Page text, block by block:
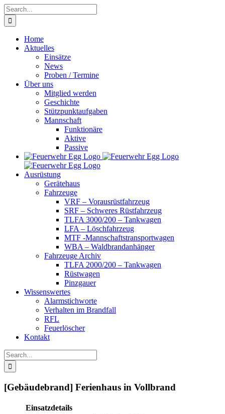
Skip
to
content
Search
for:
Home
Aktuelles
Einsätze
News
Proben / Termine
Über uns
Mitglied werden
Geschichte
Stützpunktaufgaben
Mannschaft
Funktionäre
Aktive
Passive
Ausrüstung
Gerätehaus
Fahrzeuge
VRF – Vorausrüstfahrzeug
SRF – Schweres Rüstfahrzeug
TLFA 3000/200 – Tankwagen
LFA – Löschfahrzeug
MTF -Mannschaftstransportwagen
WBA – Waldbrandanhänger
Fahrzeuge Archiv
TLFA 2000/200 – Tankwagen
Rüstwagen
Pinzgauer
Wissenswertes
Alarmstichworte
Verhalten im Brandfall
RFL
Feuerlöscher
Kontakt
Search
for:
[Gebäudebrand] Ferienhaus in Vollbrand
Einsatzdetails